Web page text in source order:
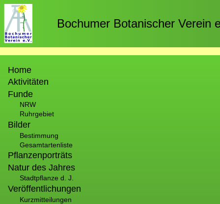
Direkt
zum
Inhalt
Bochumer Botanischer Verein
Home
Aktivitäten
Funde
NRW
Ruhrgebiet
Bilder
Bestimmung
Gesamtartenliste
Pflanzenporträts
Natur des Jahres
Stadtpflanze d. J.
Veröffentlichungen
Kurzmitteilungen